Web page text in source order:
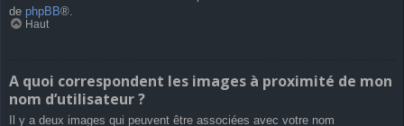
de phpBB®.
Haut
A quoi correspondent les images à proximité de mon
nom d’utilisateur ?
Il y a deux images qui peuvent être associées avec votre nom